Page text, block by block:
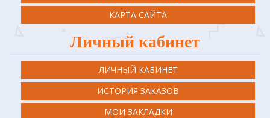
КАРТА САЙТА
Личный кабинет
ЛИЧНЫЙ КАБИНЕТ
ИСТОРИЯ ЗАКАЗОВ
МОИ ЗАКЛАДКИ